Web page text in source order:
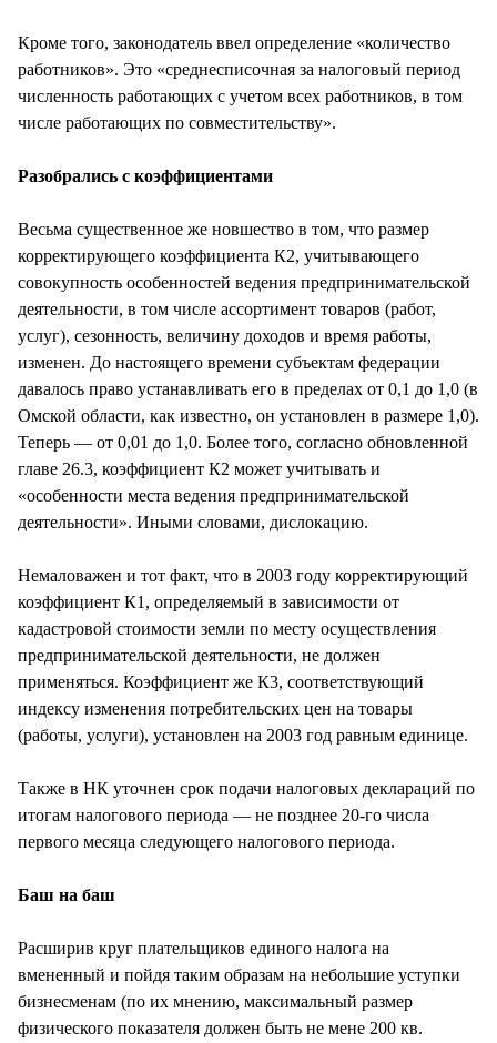
Кроме того, законодатель ввел определение «количество
работников». Это «среднесписочная за налоговый период
численность работающих с учетом всех работников, в том
числе работающих по совместительству».
Разобрались с коэффициентами
Весьма существенное же новшество в том, что размер
корректирующего коэффициента К2, учитывающего
совокупность особенностей ведения предпринимательской
деятельности, в том числе ассортимент товаров (работ,
услуг), сезонность, величину доходов и время работы,
изменен. До настоящего времени субъектам федерации
давалось право устанавливать его в пределах от 0,1 до 1,0 (в
Омской области, как известно, он установлен в размере 1,0).
Теперь — от 0,01 до 1,0. Более того, согласно обновленной
главе 26.3, коэффициент К2 может учитывать и
«особенности места ведения предпринимательской
деятельности». Иными словами, дислокацию.
Немаловажен и тот факт, что в 2003 году корректирующий
коэффициент К1, определяемый в зависимости от
кадастровой стоимости земли по месту осуществления
предпринимательской деятельности, не должен
применяться. Коэффициент же К3, соответствующий
индексу изменения потребительских цен на товары
(работы, услуги), установлен на 2003 год равным единице.
Также в НК уточнен срок подачи налоговых деклараций по
итогам налогового периода — не позднее 20-го числа
первого месяца следующего налогового периода.
Баш на баш
Расширив круг плательщиков единого налога на
вмененный и пойдя таким образам на небольшие уступки
бизнесменам (по их мнению, максимальный размер
физического показателя должен быть не мене 200 кв.